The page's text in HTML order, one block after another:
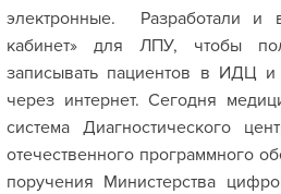
электронные. Разработали и
кабинет» для ЛПУ, чтобы
записывать пациентов в ИДЦ и
через интернет. Сегодня
система Диагностического
отечественного программного
поручения Министерства